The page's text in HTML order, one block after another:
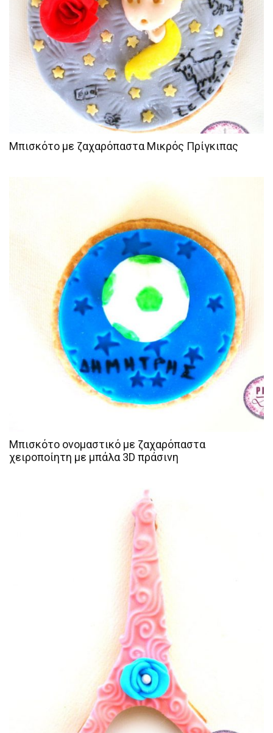
Μπισκότο με ζαχαρόπαστα Μικρός Πρίγκιπας
Μπισκότο ονομαστικό με ζαχαρόπαστα
χειροποίητη με μπάλα 3D πράσινη